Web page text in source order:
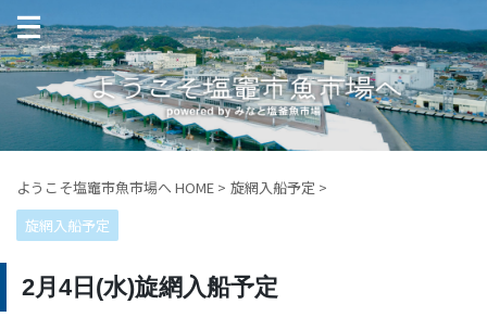
ようこそ塩竈市魚市場へ HOME > 旋網入船予定 >
旋網入船予定
2月4日(水)旋網入船予定